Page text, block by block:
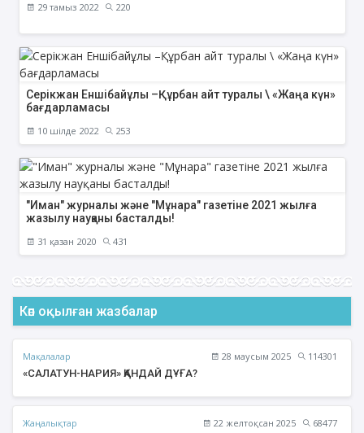
29 тамыз 2022 220
Серікжан Еншібайұлы –Құрбан айт туралы \ «Жаңа күн»
бағдарламасы
10 шілде 2022 253
"Иман" журналы және "Мұнара" газетіне 2021 жылға
жазылу науқаны басталды!
31 қазан 2020 431
Көп оқылған жазбалар
Мақалалар 28 маусым 2025
114301
«САЛАТУН-НАРИЯ» ҚАНДАЙ ДҰҒА?
Жаңалықтар 22 желтоқсан 2025
68477